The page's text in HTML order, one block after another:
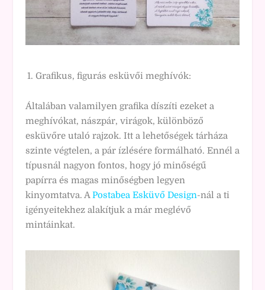
Grafikus, figurás esküvői meghívók:
Általában valamilyen grafika díszíti ezeket a
meghívókat, nászpár, virágok, különböző
esküvőre utaló rajzok. Itt a lehetőségek tárháza
szinte végtelen, a pár ízlésére formálható. Ennél a
típusnál nagyon fontos, hogy jó minőségű
papírra és magas minőségben legyen
kinyomtatva. A Postabea Esküvő Design-nál a ti
igényeitekhez alakítjuk a már meglévő
mintáinkat.